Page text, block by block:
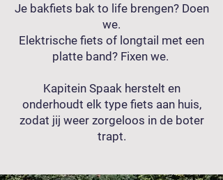
Je bakfiets bak to life brengen? Doen
we.
Elektrische fiets of longtail met een
platte band? Fixen we.
Kapitein Spaak herstelt en
onderhoudt elk type fiets aan huis,
zodat jij weer zorgeloos in de boter
trapt.